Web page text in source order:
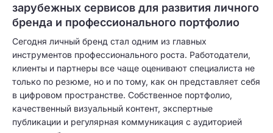
зарубежных сервисов для развития личного
бренда и профессионального портфолио
Сегодня личный бренд стал одним из главных
инструментов профессионального роста. Работодатели,
клиенты и партнеры все чаще оценивают специалиста не
только по резюме, но и по тому, как он представляет себя
в цифровом пространстве. Собственное портфолио,
качественный визуальный контент, экспертные
публикации и регулярная коммуникация с аудиторией